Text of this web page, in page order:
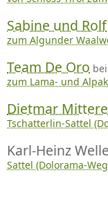
Sabine und Rolf
zum Algunder
Team De Oro bei
zum Lama- und
Dietmar
Tschatterlin-Sattel
Karl-Heinz
Sattel (Dolorama-